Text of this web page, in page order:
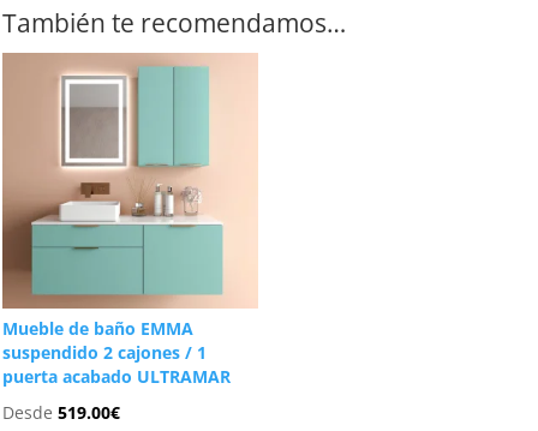
También te recomendamos…
Mueble de baño EMMA
suspendido 2 cajones / 1
puerta acabado ULTRAMAR
Desde519.00€